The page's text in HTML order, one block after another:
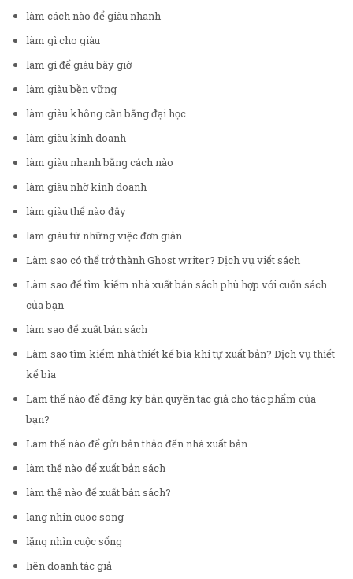
làm cách nào để giàu nhanh
làm gì cho giàu
làm gì để giàu bây giờ
làm giàu bền vững
làm giàu không cần bằng đại học
làm giàu kinh doanh
làm giàu nhanh bằng cách nào
làm giàu nhờ kinh doanh
làm giàu thế nào đây
làm giàu từ những việc đơn giản
Làm sao có thể trở thành Ghost writer? Dịch vụ viết sách
Làm sao để tìm kiếm nhà xuất bản sách phù hợp với cuốn sách
của bạn
làm sao để xuất bản sách
Làm sao tìm kiếm nhà thiết kế bìa khi tự xuất bản? Dịch vụ thiết
kế bìa
Làm thế nào để đăng ký bản quyền tác giả cho tác phẩm của
bạn?
Làm thế nào để gửi bản thảo đến nhà xuất bản
làm thế nào để xuất bản sách
làm thế nào để xuất bản sách?
lang nhin cuoc song
lặng nhìn cuộc sống
liên doanh tác giả